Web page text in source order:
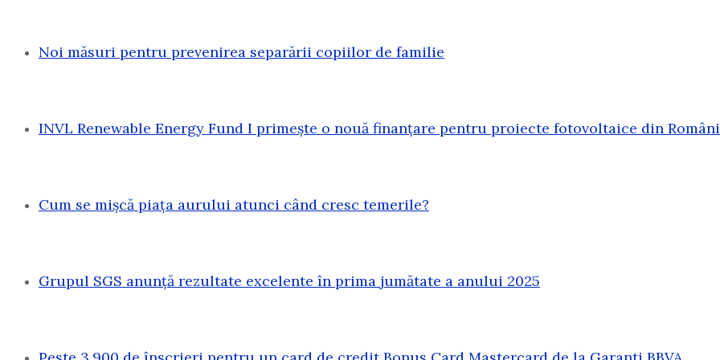
Noi măsuri pentru prevenirea separării copiilor de familie
INVL Renewable Energy Fund I primește o nouă finanțare pentru proiecte fotovoltaice din
Cum se mișcă piața aurului atunci când cresc temerile?
Grupul SGS anunță rezultate excelente în prima jumătate a anului 2025